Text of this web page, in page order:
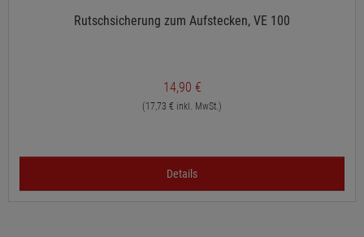
Rutschsicherung zum Aufstecken, VE 100
14,90 €
(17,73 € inkl. MwSt.)
Details